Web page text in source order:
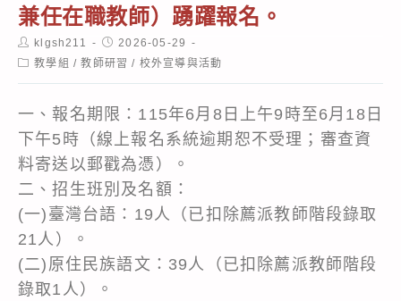
兼任在職教師）踴躍報名。
Post
author:
klgsh211
Post
published:
2026-05-29
Post教學組 / 教師研習 / 校外宣導與活動
一、報名期限：115年6月8日上午9時至6月18日
下午5時（線上報名系統逾期恕不受理；審查資
料寄送以郵戳為憑）。
二、招生班別及名額：
(一)臺灣台語：19人（已扣除薦派教師階段錄取
21人）。
(二)原住民族語文：39人（已扣除薦派教師階段
錄取1人）。